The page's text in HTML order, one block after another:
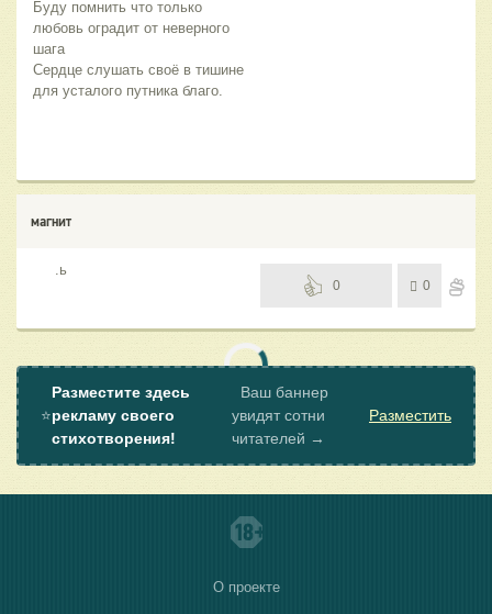
Буду помнить что только
любовь оградит от неверного
шага
Сердце слушать своё в тишине
для усталого путника благо.
магнит
.ь
0 0
⭐
Разместите здесь
рекламу своего
стихотворения!
Ваш баннер
увидят сотни
читателей →
Разместить
О проекте